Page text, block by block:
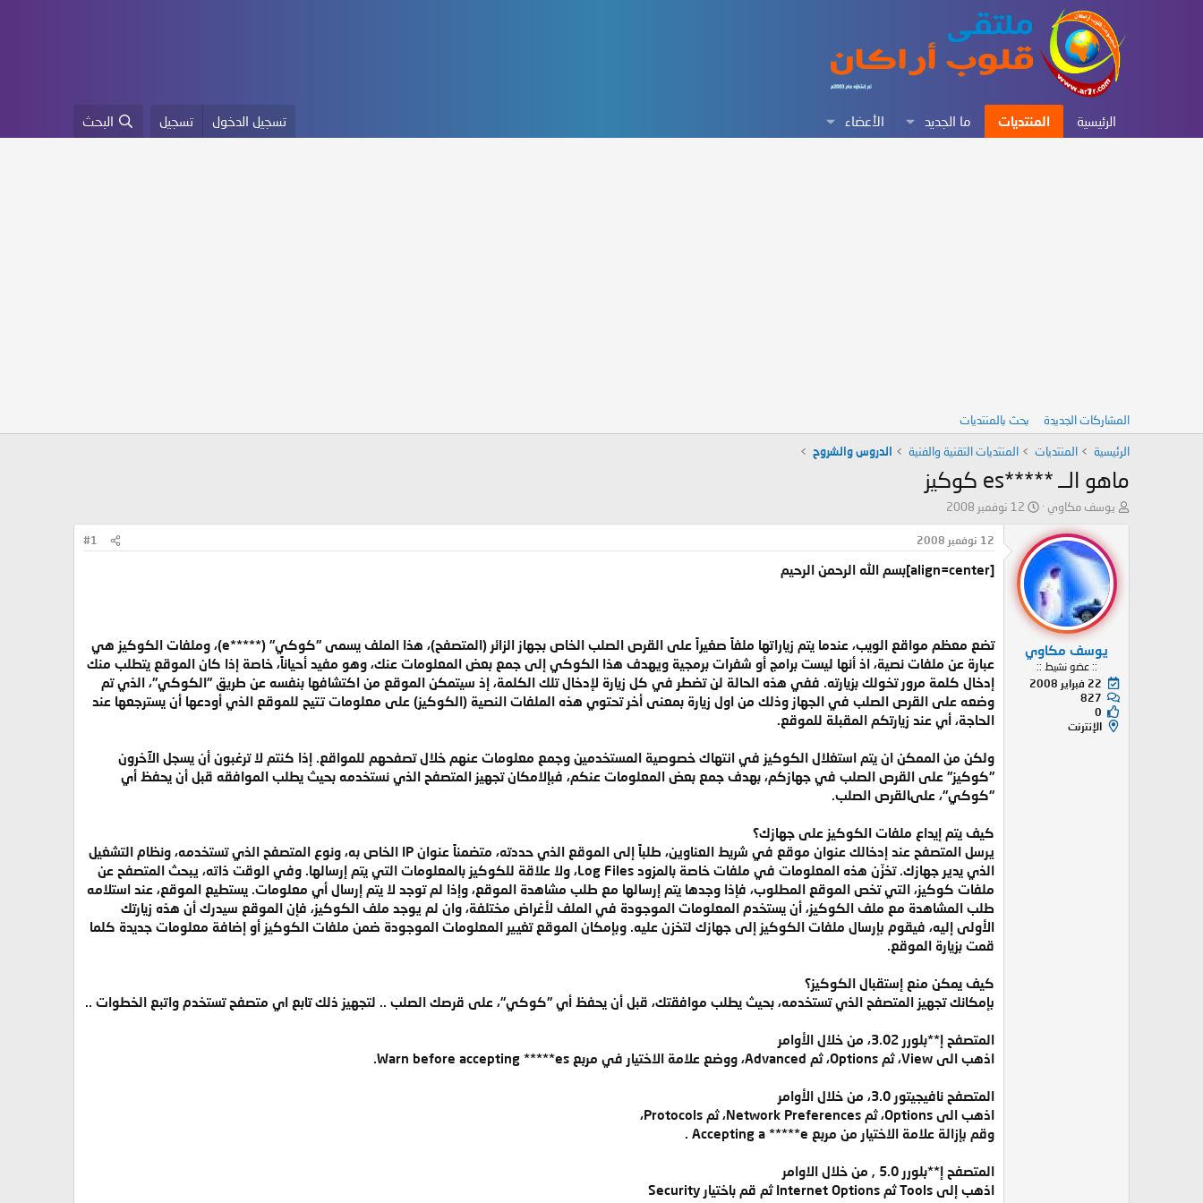
الرئيسية المنتديات ما الجديد الأعضاء تسجيل الدخول تسجيل البحث
المشاركات الجديدة بحث بالمنتديات
الرئيسية المنتديات المنتديات التقنية والفنية الدروس والشروح
ماهو الــ *****es كوكيز
ب
ئ
ا
ل
م
و
يوسف مكاوي
ت
ي
خ
ا
ل
ب
ء
12 نوفمبر 2008
يوسف مكاوي
:: عضو نشيط ::
22 فبراير 2008
827
0
الإنترنت
12 نوفمبر 2008 #1
[align=center]بسم الله الرحمن الرحيم
تضع معظم مواقع الويب، عندما يتم زياراتها ملفاً صغيراً على القرص الصلب الخاص بجهاز الزائر (المتصفح)، هذا الملف يسمى "كوكي" (*****e)، وملفات الكوكيز هي
عبارة عن ملفات نصية، اذ أنها ليست برامج أو شفرات برمجية ويهدف هذا الكوكي إلى جمع بعض المعلومات عنك، وهو مفيد أحياناً، خاصة إذا كان الموقع يتطلب منك
إدخال كلمة مرور تخولك بزيارته. ففي هذه الحالة لن تضطر في كل زيارة لإدخال تلك الكلمة، إذ سيتمكن الموقع من اكتشافها بنفسه عن طريق "الكوكي"، الذي تم
وضعه على القرص الصلب في الجهاز وذلك من اول زيارة بمعنى أخر تحتوي هذه الملفات النصية (الكوكيز) على معلومات تتيح للموقع الذي أودعها أن يسترجعها عند
الحاجة، أي عند زيارتكم المقبلة للموقع.
ولكن من الممكن ان يتم استغلال الكوكيز في انتهاك خصوصية المستخدمين وجمع معلومات عنهم خلال تصفحهم للمواقع. إذا كنتم لا ترغبون أن يسجل الآخرون
"كوكيز" على القرص الصلب في جهازكم، بهدف جمع بعض المعلومات عنكم، فبإلامكان تجهيز المتصفح الذي نستخدمه بحيث يطلب الموافقه قبل أن يحفظ أي
"كوكي"، علىالقرص الصلب.
كيف يتم إيداع ملفات الكوكيز على جهازك؟
يرسل المتصفح عند إدخالك عنوان موقع في شريط العناوين، طلباً إلى الموقع الذي حددته، متضمناً عنوان IP الخاص به، ونوع المتصفح الذي تستخدمه، ونظام التشغيل
الذي يدير جهازك. تخزّن هذه المعلومات في ملفات خاصة بالمزود Log Files، ولا علاقة للكوكيز بالمعلومات التي يتم إرسالها. وفي الوقت ذاته، يبحث المتصفح عن
ملفات كوكيز، التي تخص الموقع المطلوب، فإذا وجدها يتم إرسالها مع طلب مشاهدة الموقع، وإذا لم توجد لا يتم إرسال أي معلومات. يستطيع الموقع، عند استلامه
طلب المشاهدة مع ملف الكوكيز، أن يستخدم المعلومات الموجودة في الملف لأغراض مختلفة، وان لم يوجد ملف الكوكيز، فإن الموقع سيدرك أن هذه زيارتك
الأولى إليه، فيقوم بإرسال ملفات الكوكيز إلى جهازك لتخزن عليه. وبإمكان الموقع تغيير المعلومات الموجودة ضمن ملفات الكوكيز أو إضافة معلومات جديدة كلما
قمت بزيارة الموقع.
كيف يمكن منع إستقبال الكوكيز؟
بإمكانك تجهيز المتصفح الذي تستخدمه، بحيث يطلب موافقتك، قبل أن يحفظ أي "كوكي"، على قرصك الصلب .. لتجهيز ذلك تابع اي متصفح تستخدم واتبع الخطوات ..
المتصفح إ**بلورر 3.02، من خلال الأوامر
اذهب الى View، ثم Options، ثم Advanced، ووضع علامة الاختيار في مربع Warn before accepting *****es.
المتصفح نافيجيتور 3.0، من خلال الأوامر
اذهب الى Options، ثم Network Preferences، ثم Protocols،
وقم بإزالة علامة الاختيار من مربع Accepting a *****e .
المتصفح إ**بلورر 5.0 , من خلال الاوامر
اذهب إلى Tools ثم Internet Options ثم قم باختيار Security